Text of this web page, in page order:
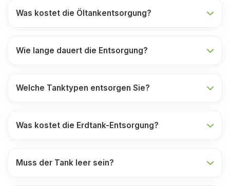
Was kostet die Öltankentsorgung?
Wie lange dauert die Entsorgung?
Welche Tanktypen entsorgen Sie?
Was kostet die Erdtank-Entsorgung?
Muss der Tank leer sein?